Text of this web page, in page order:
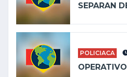
SEPARAN
POLICIACA